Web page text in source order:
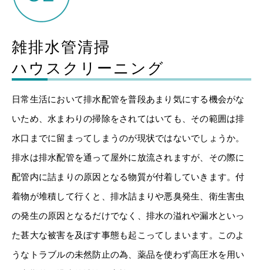
日常生活において排水配管を普段あまり気にする機会がな
いため、水まわりの掃除をされてはいても、その範囲は排
水口までに留まってしまうのが現状ではないでしょうか。
排水は排水配管を通って屋外に放流されますが、その際に
配管内に詰まりの原因となる物質が付着していきます。付
着物が堆積して行くと、排水詰まりや悪臭発生、衛生害虫
の発生の原因となるだけでなく、排水の溢れや漏水といっ
た甚大な被害を及ぼす事態も起こってしまいます。このよ
うなトラブルの未然防止の為、薬品を使わず高圧水を用い
雑排水管清掃
ハウスクリーニング